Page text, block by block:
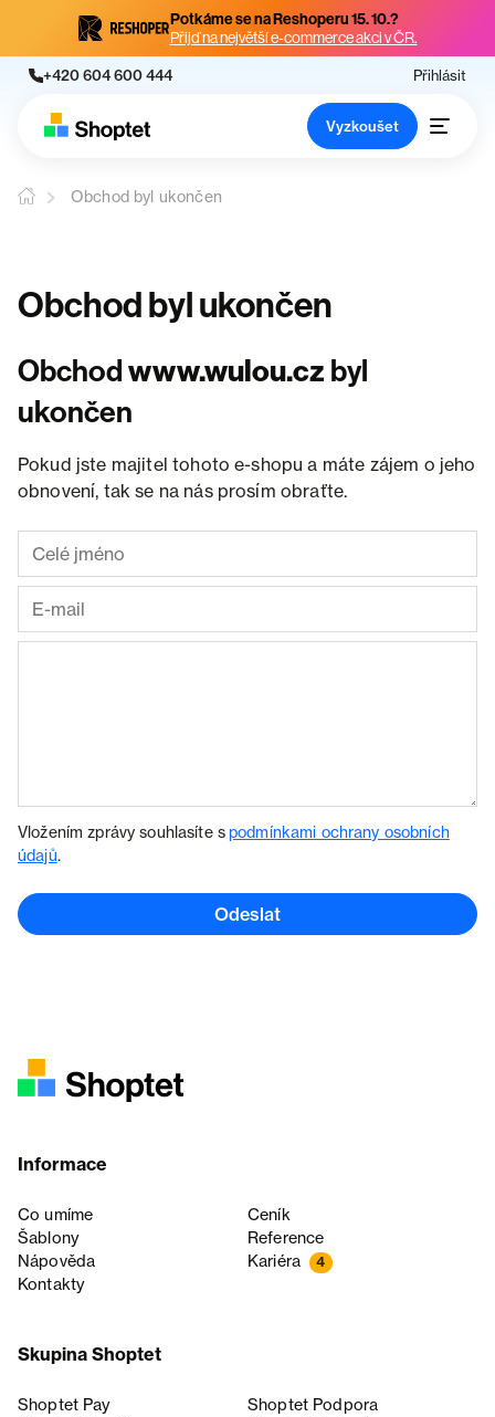
Potkáme se na Reshoperu 15. 10.?
Přijď na největší e-commerce akci v ČR.
+420 604 600 444 Přihlásit
Vyzkoušet
Obchod byl ukončen
Obchod byl ukončen
Obchodwww.wulou.cz byl
ukončen
Pokud jste majitel tohoto e-shopu a máte zájem o jeho
obnovení, tak se na nás prosím obraťte.
Vložením zprávy souhlasíte spodmínkami ochrany osobních
údajů.
Odeslat
Informace
Co umíme
Ceník
Šablony
Reference
Nápověda
Kariéra 4
Kontakty
Skupina Shoptet
Shoptet Pay
Shoptet Podpora